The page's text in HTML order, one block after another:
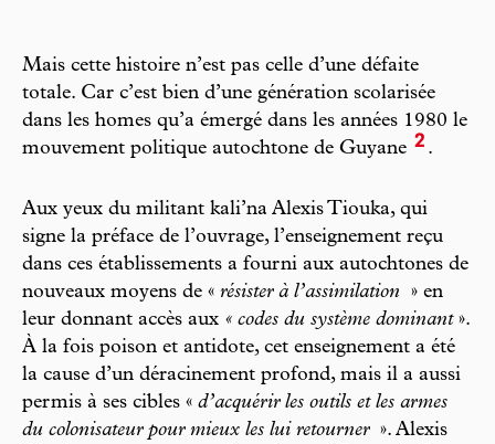
Mais cette histoire n’est pas celle d’une défaite
totale. Car c’est bien d’une génération scolarisée
dans les homes qu’a émergé dans les années 1980 le
mouvement politique autochtone de Guyane 2 .
Aux yeux du militant kali’na Alexis Tiouka, qui
signe la préface de l’ouvrage, l’enseignement reçu
dans ces établissements a fourni aux autochtones de
nouveaux moyens de « résister à l’assimilation » en
leur donnant accès aux « codes du système dominant».
À la fois poison et antidote, cet enseignement a été
la cause d’un déracinement profond, mais il a aussi
permis à ses cibles « d’acquérir les outils et les armes
du colonisateur pour mieux les lui retourner ». Alexis